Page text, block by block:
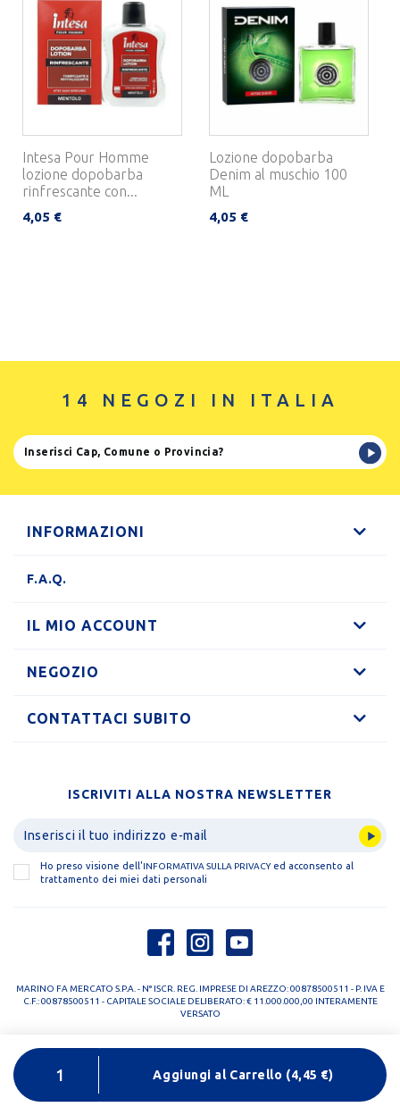
Aggiungi al Carrello (4,45 €)
Intesa Pour Homme
lozione dopobarba
rinfrescante con...
4,05 €
Lozione dopobarba
Denim al muschio 100
ML
4,05 €
14 NEGOZI IN ITALIA
INFORMAZIONI
F.A.Q.
IL MIO ACCOUNT
NEGOZIO
CONTATTACI SUBITO
ISCRIVITI ALLA NOSTRA NEWSLETTER
Ho preso visione dell'INFORMATIVA SULLA PRIVACYed acconsento al
trattamento dei miei dati personali
MARINO FA MERCATO S.P.A. - N° ISCR. REG. IMPRESE DI AREZZO: 00878500511 - P. IVA E
C.F.: 00878500511 - CAPITALE SOCIALE DELIBERATO: € 11.000.000,00 INTERAMENTE
VERSATO
PRIVACY POLICY
COOKIE POLICY